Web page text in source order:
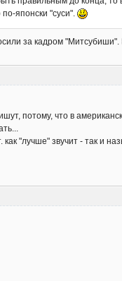
японски "суси".
за кадром
потому, что в
"лучше" звучит - так и